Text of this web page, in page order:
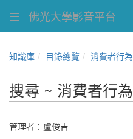
佛光大學影音平台
知識庫 目錄總覽 消費者行為
搜尋 ~ 消費者行為
管理者： 盧俊吉